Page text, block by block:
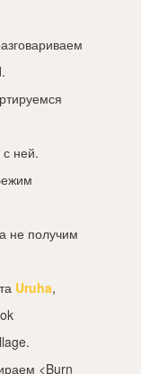
с ней.
не получим
Uruha,
<Burn